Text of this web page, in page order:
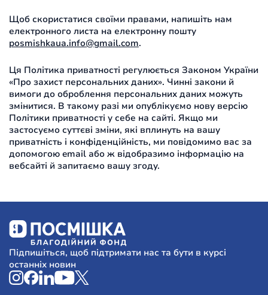
Щоб скористатися своїми правами, напишіть нам
електронного листа на електронну пошту
posmishkaua.info@gmail.com.
Ця Політика приватності регулюється Законом України
«Про захист персональних даних». Чинні закони й
вимоги до оброблення персональних даних можуть
змінитися. В такому разі ми опублікуємо нову версію
Політики приватності у себе на сайті. Якщо ми
застосуємо суттєві зміни, які вплинуть на вашу
приватність і конфіденційність, ми повідомимо вас за
допомогою email або ж відобразимо інформацію на
вебсайті й запитаємо вашу згоду.
Підпишіться, щоб підтримати нас та бути в курсі
останніх новин